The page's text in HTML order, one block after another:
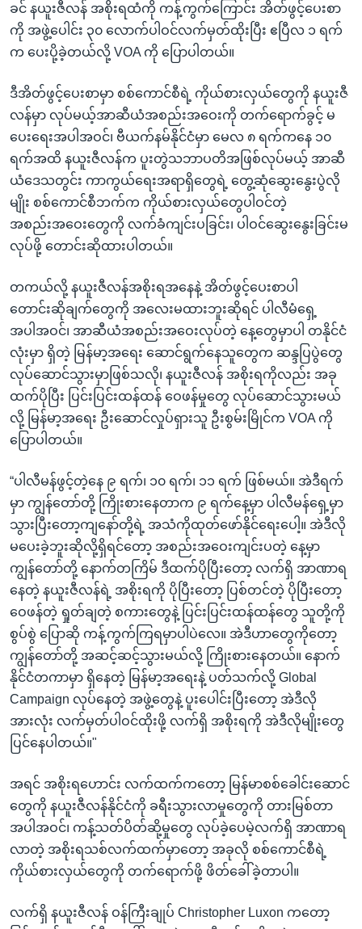
ခင် နယူးဇီလန် အစိုးရထံကို ကန့်ကွက်ကြောင်း အိတ်ဖွင့်ပေးစာ
ကို အဖွဲ့ပေါင်း ၃၀ လောက်ပါဝင်လက်မှတ်ထိုးပြီး ဧပြီလ ၁ ရက်
က ပေးပို့ခဲ့တယ်လို့ VOA ကို ပြောပါတယ်။
ဒီအိတ်ဖွင့်ပေးစာမှာ စစ်ကောင်စီရဲ့ ကိုယ်စားလှယ်တွေကို နယူးဇီ
လန်မှာ လုပ်မယ့်အာဆီယံအစည်းအဝေးကို တက်ရောက်ခွင့် မ
ပေးရေးအပါအဝင်၊ ဗီယက်နမ်နိုင်ငံမှာ မေလ ၈ ရက်ကနေ ၁၀
ရက်အထိ နယူးဇီလန်က ပူးတွဲသဘာပတိအဖြစ်လုပ်မယ့် အာဆီ
ယံဒေသတွင်း ကာကွယ်ရေးအရာရှိတွေရဲ့ တွေ့ဆုံဆွေးနွေးပွဲလို
မျိုး စစ်ကောင်စီဘက်က ကိုယ်စားလှယ်တွေပါဝင်တဲ့
အစည်းအဝေးတွေကို လက်ခံကျင်းပခြင်း၊ ပါဝင်ဆွေးနွေးခြင်းမ
လုပ်ဖို့ တောင်းဆိုထားပါတယ်။
တကယ်လို့ နယူးဇီလန်အစိုးရအနေနဲ့ အိတ်ဖွင့်ပေးစာပါ
တောင်းဆိုချက်တွေကို အလေးမထားဘူးဆိုရင် ပါလီမံရှေ့
အပါအဝင်၊ အာဆီယံအစည်းအဝေးလုပ်တဲ့ နေ့တွေမှာပါ တနိုင်ငံ
လုံးမှာ ရှိတဲ့ မြန်မာ့အရေး ဆောင်ရွက်နေသူတွေက ဆန္ဒပြပွဲတွေ
လုပ်ဆောင်သွားမှာဖြစ်သလို၊ နယူးဇီလန် အစိုးရကိုလည်း အခု
ထက်ပိုပြီး ပြင်းပြင်းထန်ထန် ဝေဖန်မှုတွေ လုပ်ဆောင်သွားမယ်
လို့ မြန်မာ့အရေး ဦးဆောင်လှုပ်ရှားသူ ဦးစွမ်းမြိုင်က VOA ကို
ပြောပါတယ်။
“ပါလီမန်ဖွင့်တဲ့နေ ၉ ရက်၊ ၁၀ ရက်၊ ၁၁ ရက် ဖြစ်မယ်။ အဲဒီရက်
မှာ ကျွန်တော်တို့ ကြိုးစားနေတာက ၉ ရက်နေ့မှာ ပါလီမန်ရှေ့မှာ
သွားပြီးတော့ကျနော်တို့ရဲ့ အသံကိုထုတ်ဖော်နိုင်ရေးပေါ့။ အဲဒီလို
မပေးခဲ့ဘူးဆိုလို့ရှိရင်တော့ အစည်းအဝေးကျင်းပတဲ့ နေ့မှာ
ကျွန်တော်တို့ နောက်တကြိမ် ဒီထက်ပိုပြီးတော့ လက်ရှိ အာဏာရ
နေတဲ့ နယူးဇီလန်ရဲ့ အစိုးရကို ပိုပြီးတော့ ပြစ်တင်တဲ့ ပိုပြီးတော့
ဝေဖန်တဲ့ ရှုတ်ချတဲ့ စကားတွေနဲ့ ပြင်းပြင်းထန်ထန်တွေ သူတို့ကို
စွပ်စွဲ ပြောဆို ကန့်ကွက်ကြရမှာပါပဲလေ။ အဲဒီဟာတွေကိုတော့
ကျွန်တော်တို့ အဆင့်ဆင့်သွားမယ်လို့ ကြိုးစားနေတယ်။ နောက်
နိုင်ငံတကာမှာ ရှိနေတဲ့ မြန်မာ့အရေးနဲ့ ပတ်သက်လို့ Global
Campaign လုပ်နေတဲ့ အဖွဲ့တွေနဲ့ ပူးပေါင်းပြီးတော့ အဲဒီလို
အားလုံး လက်မှတ်ပါဝင်ထိုးဖို့ လက်ရှိ အစိုးရကို အဲဒီလိုမျိုးတွေ
ပြင်နေပါတယ်။"
အရင် အစိုးရဟောင်း လက်ထက်ကတော့ မြန်မာစစ်ခေါင်းဆောင်
တွေကို နယူးဇီလန်နိုင်ငံကို ခရီးသွားလာမှုတွေကို တားမြစ်တာ
အပါအဝင်၊ ကန့်သတ်ပိတ်ဆို့မှုတွေ လုပ်ခဲ့ပေမဲ့လက်ရှိ အာဏာရ
လာတဲ့ အစိုးရသစ်လက်ထက်မှာတော့ အခုလို စစ်ကောင်စီရဲ့
ကိုယ်စားလှယ်တွေကို တက်ရောက်ဖို့ ဖိတ်ခေါ်ခဲ့တာပါ။
လက်ရှိ နယူးဇီလန် ဝန်ကြီးချုပ် Christopher Luxon ကတော့